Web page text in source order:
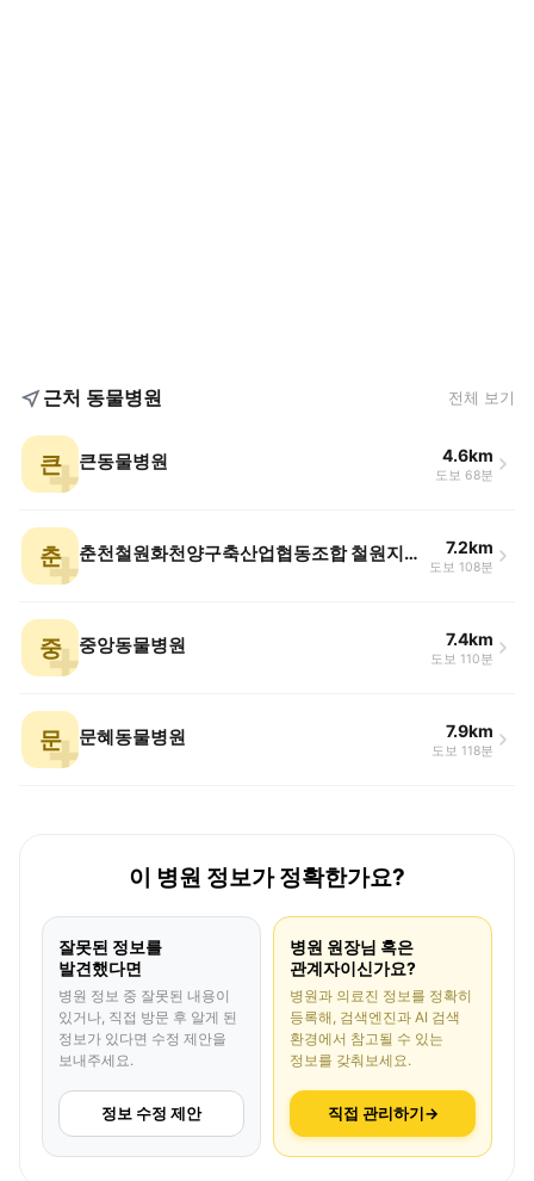
근처 동물병원 전체 보기
큰 큰동물병원 4.6km
도보 68분
춘 춘천철원화천양구축산업협동조합 철원지점 동물병원 7.2km
도보 108분
중 중앙동물병원 7.4km
도보 110분
문 문혜동물병원 7.9km
도보 118분
이 병원 정보가 정확한가요?
잘못된 정보를
발견했다면
병원 정보 중 잘못된 내용이
있거나, 직접 방문 후 알게 된
정보가 있다면 수정 제안을
보내주세요.
정보 수정 제안
병원 원장님 혹은
관계자이신가요?
병원과 의료진 정보를 정확히
등록해, 검색엔진과 AI 검색
환경에서 참고될 수 있는
정보를 갖춰보세요.
직접 관리하기→